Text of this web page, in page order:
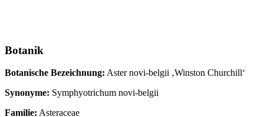
Botanik
Botanische Bezeichnung: Aster novi-belgii ‚Winston Churchill‘
Synonyme: Symphyotrichum novi-belgii
Familie: Asteraceae